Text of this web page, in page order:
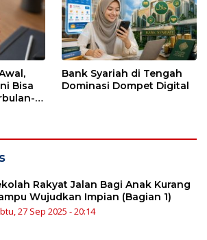
Bisa
Bank Syariah di Tengah
Dominasi Dompet Digital
Rakyat Jalan Bagi Anak Kurang
Wujudkan Impian (Bagian 1)
27 Sep 2025 - 20:14